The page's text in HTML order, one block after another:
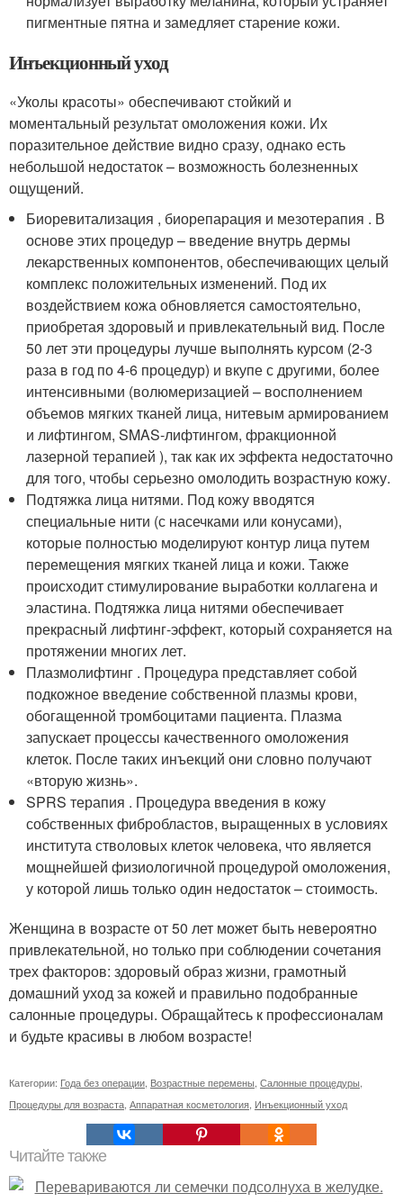
пигментные пятна и замедляет старение кожи.
Инъекционный уход
«Уколы красоты» обеспечивают стойкий и
моментальный результат омоложения кожи. Их
поразительное действие видно сразу, однако есть
небольшой недостаток – возможность болезненных
ощущений.
Биоревитализация , биорепарация и мезотерапия . В
основе этих процедур – введение внутрь дермы
лекарственных компонентов, обеспечивающих целый
комплекс положительных изменений. Под их
воздействием кожа обновляется самостоятельно,
приобретая здоровый и привлекательный вид. После
50 лет эти процедуры лучше выполнять курсом (2-3
раза в год по 4-6 процедур) и вкупе с другими, более
интенсивными (волюмеризацией – восполнением
объемов мягких тканей лица, нитевым армированием
и лифтингом, SMAS-лифтингом, фракционной
лазерной терапией ), так как их эффекта недостаточно
для того, чтобы серьезно омолодить возрастную кожу.
Подтяжка лица нитями. Под кожу вводятся
специальные нити (с насечками или конусами),
которые полностью моделируют контур лица путем
перемещения мягких тканей лица и кожи. Также
происходит стимулирование выработки коллагена и
эластина. Подтяжка лица нитями обеспечивает
прекрасный лифтинг-эффект, который сохраняется на
протяжении многих лет.
Плазмолифтинг . Процедура представляет собой
подкожное введение собственной плазмы крови,
обогащенной тромбоцитами пациента. Плазма
запускает процессы качественного омоложения
клеток. После таких инъекций они словно получают
«вторую жизнь».
SPRS терапия . Процедура введения в кожу
собственных фибробластов, выращенных в условиях
института стволовых клеток человека, что является
мощнейшей физиологичной процедурой омоложения,
у которой лишь только один недостаток – стоимость.
Женщина в возрасте от 50 лет может быть невероятно
привлекательной, но только при соблюдении сочетания
трех факторов: здоровый образ жизни, грамотный
домашний уход за кожей и правильно подобранные
салонные процедуры. Обращайтесь к профессионалам
и будьте красивы в любом возрасте!
Категории: Года без операции Возрастные перемены Салонные процедуры
Процедуры для возраста Аппаратная косметология Инъекционный уход
Читайте также